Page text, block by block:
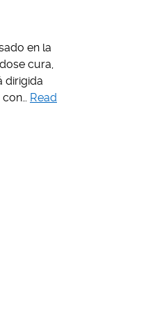
en la
cura,
dirigida
Read